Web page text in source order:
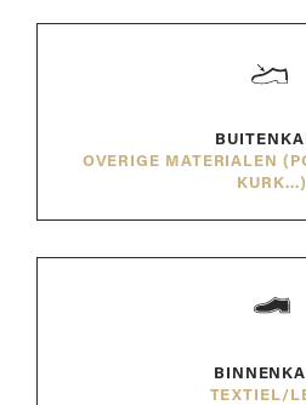
OVERIGE MATERIALEN
KURK...)
TEXTIEL/